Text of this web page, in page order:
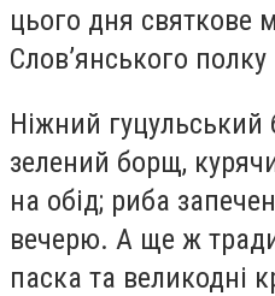
цього дня святкове
Слов’янського
Ніжний
зелений борщ,
на обід; риба
вечерю. А ще ж
паска та великодні